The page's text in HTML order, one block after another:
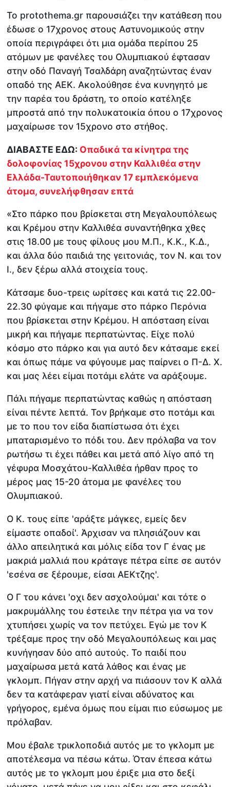
Το protothema.gr παρουσιάζει την κατάθεση που
έδωσε ο 17χρονος στους Αστυνομικούς στην
οποία περιγράφει ότι μια ομάδα περίπου 25
ατόμων με φανέλες του Ολυμπιακού έφτασαν
στην οδό Παναγή Τσαλδάρη αναζητώντας έναν
οπαδό της ΑΕΚ. Ακολούθησε ένα κυνηγητό με
την παρέα του δράστη, το οποίο κατέληξε
μπροστά από την πολυκατοικία όπου ο 17χρονος
μαχαίρωσε τον 15χρονο στο στήθος.
ΔΙΑΒΑΣΤΕ ΕΔΩ: Οπαδικά τα κίνητρα της
δολοφονίας 15χρονου στην Καλλιθέα στην
Ελλάδα-Ταυτοποιήθηκαν 17 εμπλεκόμενα
άτομα, συνελήφθησαν επτά
«Στο πάρκο που βρίσκεται στη Μεγαλουπόλεως
και Κρέμου στην Καλλιθέα συναντήθηκα χθες
στις 18.00 με τους φίλους μου Μ.Π., Κ.Κ., Κ.Δ.,
και άλλα δύο παιδιά της γειτονιάς, τον Ν. και τον
Ι., δεν ξέρω αλλά στοιχεία τους.
Κάτσαμε δυο-τρεις ωρίτσες και κατά τις 22.00-
22.30 φύγαμε και πήγαμε στο πάρκο Περόνια
που βρίσκεται στην Κρέμου. Η απόσταση είναι
μικρή και πήγαμε περπατώντας. Είχε πολύ
κόσμο στο πάρκο και για αυτό δεν κάτσαμε εκεί
και όπως πάμε να φύγουμε μας παίρνει ο Π-Δ. Χ.
και μας λέει είμαι ποτάμι ελάτε να αράξουμε.
Πάλι πήγαμε περπατώντας καθώς η απόσταση
είναι πέντε λεπτά. Τον βρήκαμε στο ποτάμι και
με το που τον είδα διαπίστωσα ότι έχει
μπαταρισμένο το πόδι του. Δεν πρόλαβα να τον
ρωτήσω τι έχει πάθει και μετά από λίγο από τη
γέφυρα Μοσχάτου-Καλλιθέα ήρθαν προς το
μέρος μας 15-20 άτομα με φανέλες του
Ολυμπιακού.
Ο Κ. τους είπε 'αράξτε μάγκες, εμείς δεν
είμαστε οπαδοί'. Άρχισαν να πλησιάζουν και
άλλο απειλητικά και μόλις είδα τον Γ ένας με
μακριά μαλλιά που κράταγε πέτρα είπε σε αυτόν
'εσένα σε ξέρουμε, είσαι ΑΕΚτζης'.
Ο Γ του κάνει 'οχι δεν ασχολούμαι' και τότε ο
μακρυμάλλης του έστειλε την πέτρα για να τον
χτυπήσει χωρίς να τον πετύχει. Εγώ με τον Κ
τρέξαμε προς την οδό Μεγαλουπόλεως και μας
κυνήγησαν δύο από αυτούς. Το παιδί που
μαχαίρωσα μετά κατά λάθος και ένας με
γκλομπ. Πήγαν στην αρχή να πιάσουν τον Κ αλλά
δεν τα κατάφεραν γιατί είναι αδύνατος και
γρήγορος, εμένα όμως που είμαι πιο εύσωμος με
πρόλαβαν.
Μου έβαλε τρικλοποδιά αυτός με το γκλομπ με
αποτέλεσμα να πέσω κάτω. Όταν έπεσα κάτω
αυτός με το γκλομπ μου έριξε μια στο δεξί